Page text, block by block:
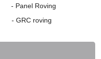
Panel Roving
GRC roving